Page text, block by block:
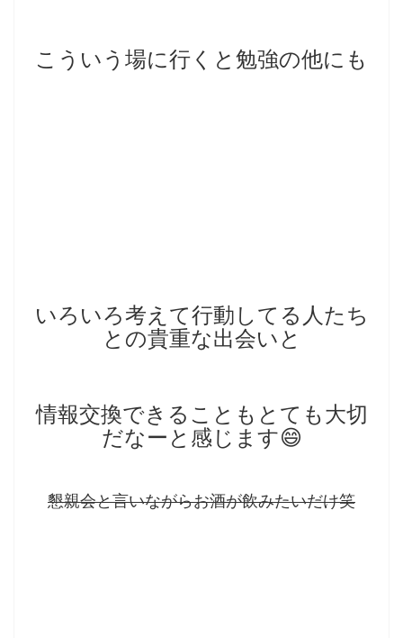
こういう場に行くと勉強の他にも
いろいろ考えて行動してる人たち
との貴重な出会いと
情報交換できることもとても大切
だなーと感じます😄
懇親会と言いながらお酒が飲みたいだけ笑